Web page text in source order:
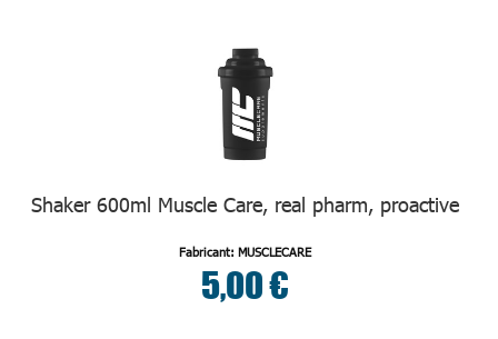
Shaker 600ml Muscle Care, real pharm, proactive
Fabricant: MUSCLECARE
5,00 €